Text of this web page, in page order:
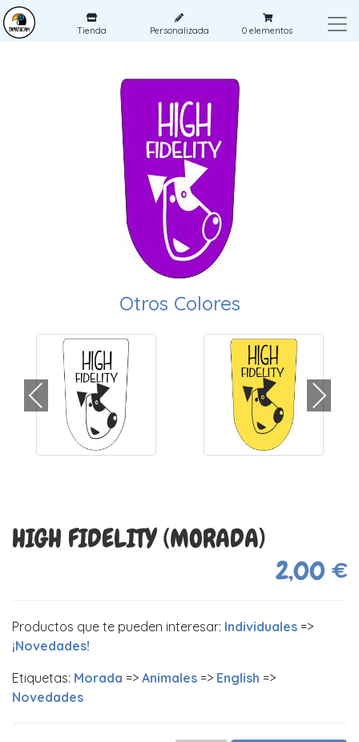
Tienda Personalizada 0 elementos
Otros Colores
HIGH FIDELITY (MORADA)
2,00 €
Productos que te pueden interesar: Individuales =>
¡Novedades!
Etiquetas: Morada => Animales => English =>
Novedades